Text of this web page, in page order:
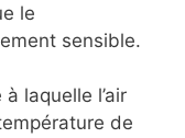
le
sensible.
laquelle l’air
de